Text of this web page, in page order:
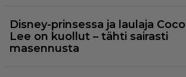
Disney-prinsessa ja laulaja Coco
Lee on kuollut – tähti sairasti
masennusta